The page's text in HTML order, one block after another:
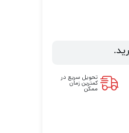
تحویل سریع در
کمترین زمان
ممکن